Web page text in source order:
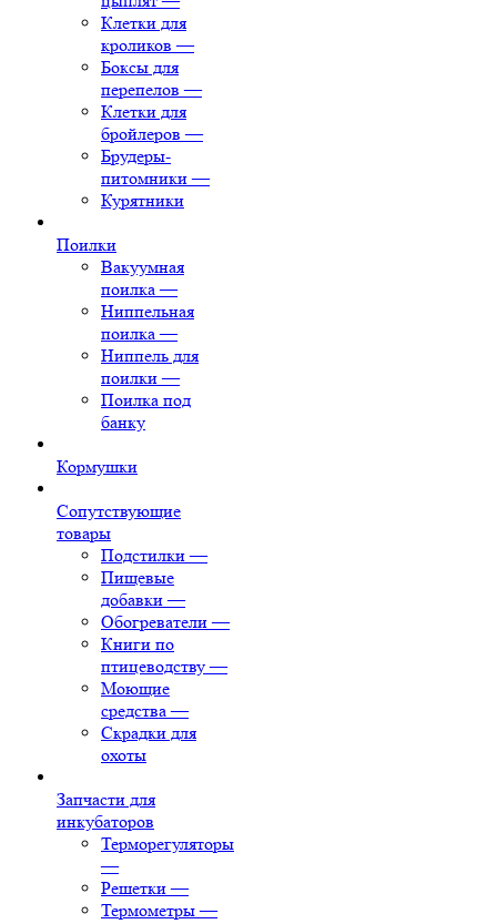
Клетки для
кроликов —
Боксы для
перепелов —
Клетки для
бройлеров —
Брудеры-
питомники —
Курятники
Поилки
Вакуумная
поилка —
Ниппельная
поилка —
Ниппель для
поилки —
Поилка под
банку
Кормушки
Сопутствующие
товары
Подстилки —
Пищевые
добавки —
Обогреватели —
Книги по
птицеводству —
Моющие
средства —
Скрадки для
охоты
Запчасти для
инкубаторов
Терморегуляторы
—
Решетки —
Термометры —